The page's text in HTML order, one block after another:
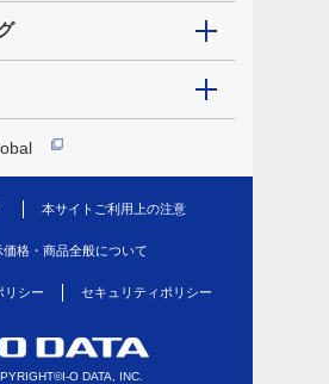
本サイトご利用上の注意
価格・商品全般について
リシー セキュリティポリシー
O DATA, INC.